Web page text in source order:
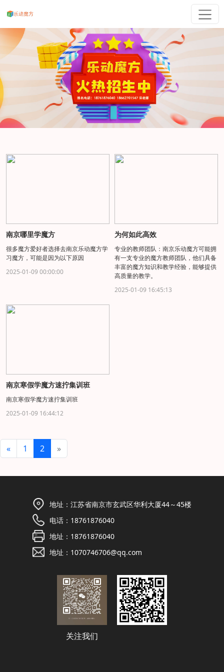
南京哪里学魔方
很多魔方爱好者选择去南京乐动魔方学
习魔方，可能是因为以下原因
2025-01-09 00:00:00
为何如此高效
专业的教师团队：南京乐动魔方可能拥
有一支专业的魔方教师团队，他们具备
丰富的魔方知识和教学经验，能够提供
高质量的教学。
2025-01-09 16:45:13
南京寒假学魔方速拧集训班
南京寒假学魔方速拧集训班
2025-01-09 16:44:12
« 1 2 »
地址： 江苏省南京市玄武区华利大厦44～45楼
电话： 18761876040
地址： 18761876040
地址： 1070746706@qq.com
关注我们